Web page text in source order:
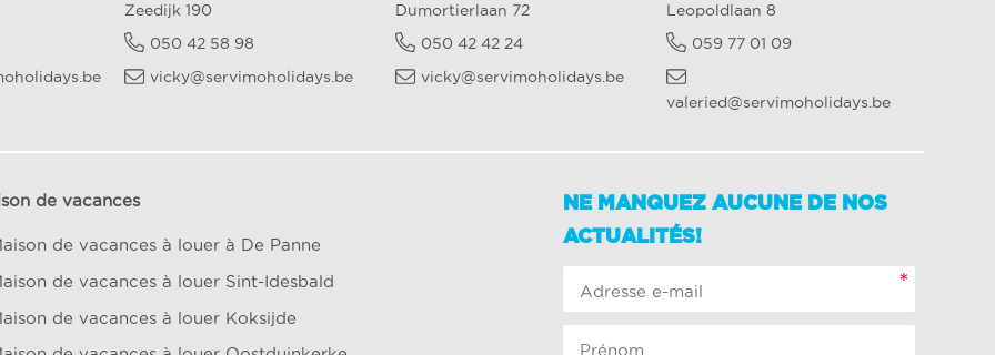
Zeedijk 190
050 42 58 98
vicky@servimoholidays.be
Dumortierlaan 72
050 42 42 24
vicky@servimoholidays.be
Leopoldlaan 8
059 77 01 09
valeried@servimoholidays.be
de vacances
de vacances à louer à De Panne
de vacances à louer Sint-Idesbald
de vacances à louer Koksijde
NE MANQUEZ AUCUNE DE NOS
ACTUALITÉS!
*